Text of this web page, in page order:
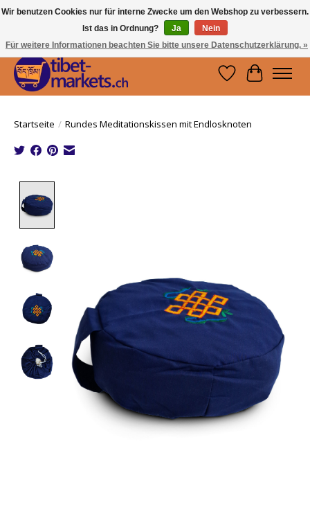
Handwerkskunst vom Dach der Welt.
Holen Sie sich ein Stück Tibet.
Wunschzettel
Ihr
Startseite / Rundes Meditationskissen mit Endlosknoten
Wir benutzen Cookies nur für interne Zwecke um den Webshop zu verbessern.
Ist das in Ordnung?
Ja
Nein
Für weitere Informationen beachten Sie bitte unsere Datenschutzerklärung. »